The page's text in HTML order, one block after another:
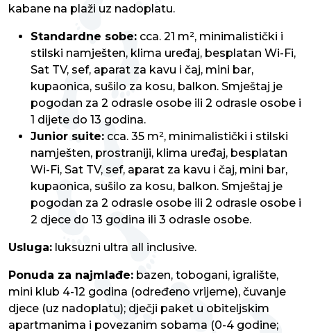
kabane na plaži uz nadoplatu.
Standardne sobe: cca. 21 m², minimalistički i
stilski namješten, klima uređaj, besplatan Wi-Fi,
Sat TV, sef, aparat za kavu i čaj, mini bar,
kupaonica, sušilo za kosu, balkon. Smještaj je
pogodan za 2 odrasle osobe ili 2 odrasle osobe i
1 dijete do 13 godina.
Junior suite: cca. 35 m², minimalistički i stilski
namješten, prostraniji, klima uređaj, besplatan
Wi-Fi, Sat TV, sef, aparat za kavu i čaj, mini bar,
kupaonica, sušilo za kosu, balkon. Smještaj je
pogodan za 2 odrasle osobe ili 2 odrasle osobe i
2 djece do 13 godina ili 3 odrasle osobe.
Usluga: luksuzni ultra all inclusive.
Ponuda za najmlađe: bazen, tobogani, igralište,
mini klub 4-12 godina (određeno vrijeme), čuvanje
djece (uz nadoplatu); dječji paket u obiteljskim
apartmanima i povezanim sobama (0-4 godine;